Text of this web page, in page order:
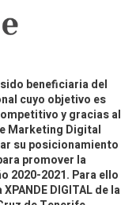
sido beneficiaria del
cuyo objetivo es
y gracias al
Marketing Digital
su posicionamiento
promover la
2020-2021. Para ello
DIGITAL de la